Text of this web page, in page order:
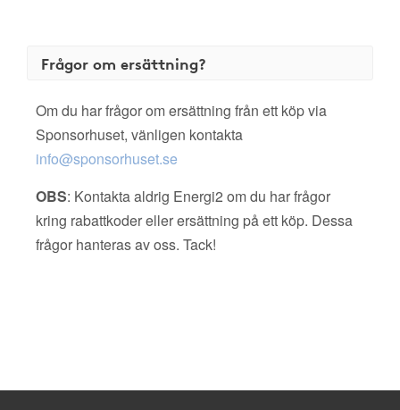
Frågor om ersättning?
Om du har frågor om ersättning från ett köp via
Sponsorhuset, vänligen kontakta
info@sponsorhuset.se
OBS: Kontakta aldrig Energi2 om du har frågor
kring rabattkoder eller ersättning på ett köp. Dessa
frågor hanteras av oss. Tack!